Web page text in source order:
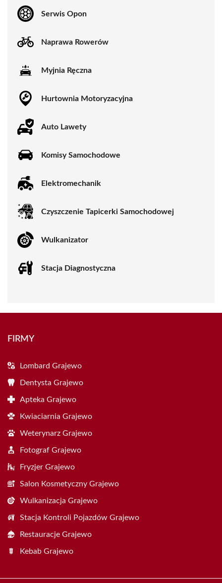
Serwis Opon
Naprawa Rowerów
Myjnia Ręczna
Hurtownia Motoryzacyjna
Auto Lawety
Komisy Samochodowe
Elektromechanik
Czyszczenie Tapicerki Samochodowej
Wulkanizator
Stacja Diagnostyczna
FIRMY
Lombard Grajewo
Dentysta Grajewo
Apteka Grajewo
Kwiaciarnia Grajewo
Weterynarz Grajewo
Fotograf Grajewo
Fryzjer Grajewo
Salon Kosmetyczny Grajewo
Wulkanizacja Grajewo
Stacja Kontroli Pojazdów Grajewo
Restauracje Grajewo
Kebab Grajewo